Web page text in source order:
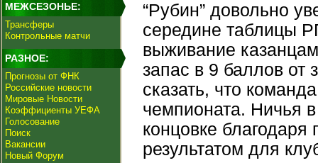
МЕЖСЕЗОНЬЕ:
Трансферы
Контрольные матчи
РАЗНОЕ:
Прогнозы от ФНК
Российские новости
Мировые Новости
Коэффициенты УЕФА
Голосование
Поиск
Вакансии
Новый Форум
“Рубин” довольно
середине таблицы
выживание
запас в 9 баллов от
сказать, что
чемпионата. Ничья
концовке
результатом для